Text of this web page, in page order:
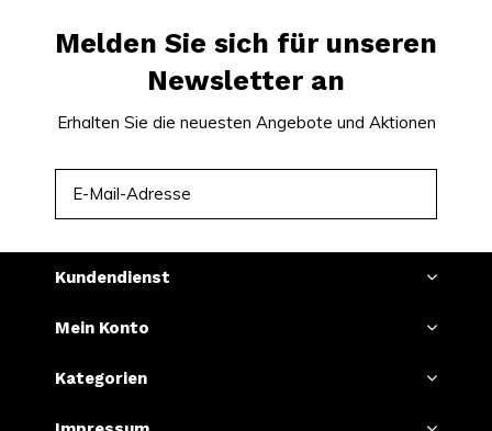
Melden Sie sich für unseren
Newsletter an
Erhalten Sie die neuesten Angebote und Aktionen
Kundendienst
Mein Konto
Kategorien